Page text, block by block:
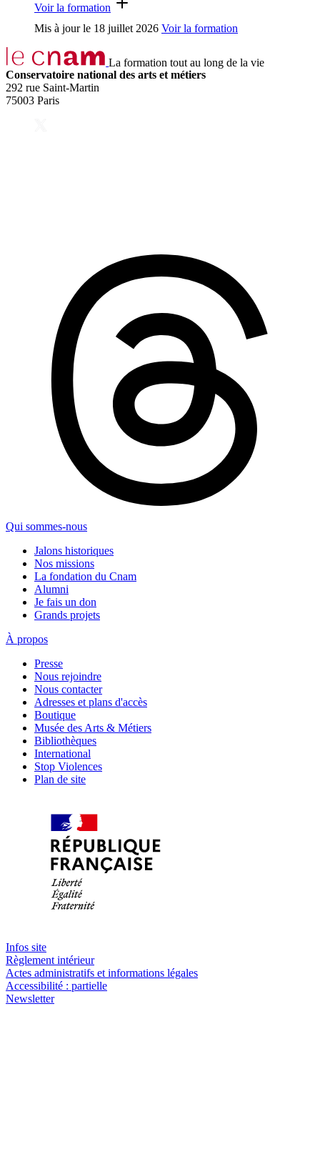
Voir la formation
Mis à jour le 18 juillet 2026 Voir la formation
La formation tout au long de la vie
Conservatoire national des arts et métiers
292 rue Saint-Martin
75003 Paris
Qui sommes-nous
Jalons historiques
Nos missions
La fondation du Cnam
Alumni
Je fais un don
Grands projets
À propos
Presse
Nous rejoindre
Nous contacter
Adresses et plans d'accès
Boutique
Musée des Arts & Métiers
Bibliothèques
International
Stop Violences
Plan de site
Infos site
Règlement intérieur
Actes administratifs et informations légales
Accessibilité : partielle
Newsletter